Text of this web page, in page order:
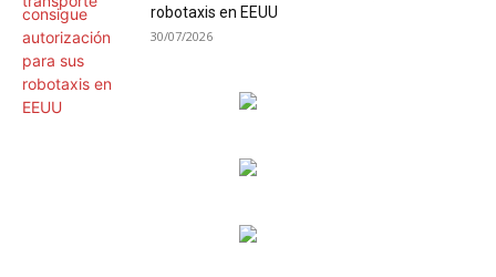
robotaxis en EEUU
30/07/2026